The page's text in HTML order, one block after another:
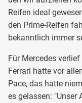
Reifen ideal
den Prime-Reifen
bekanntlich immer
Für Mercedes
Ferrari hatte vor
Pace, das hatte
es gelassen: